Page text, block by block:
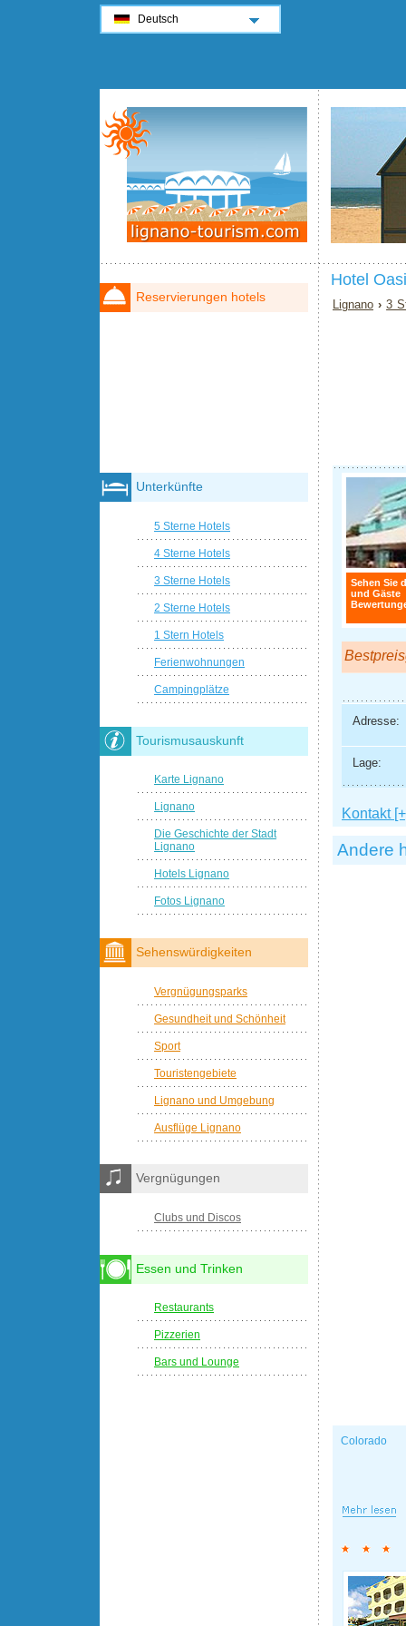
Hotel
Lignano ›3
Sehen Sie
und Gäste
Bewertunge
Adresse:
Lage:
Kontakt
Andere
Colorado
Reservierungen hotels
Unterkünfte
5 Sterne Hotels
4 Sterne Hotels
3 Sterne Hotels
2 Sterne Hotels
1 Stern Hotels
Ferienwohnungen
Campingplätze
Tourismusauskunft
Karte Lignano
Lignano
Die Geschichte der Stadt
Lignano
Hotels Lignano
Fotos Lignano
Sehenswürdigkeiten
Vergnügungsparks
Gesundheit und Schönheit
Sport
Touristengebiete
Lignano und Umgebung
Ausflüge Lignano
Vergnügungen
Clubs und Discos
Essen und Trinken
Restaurants
Pizzerien
Bars und Lounge
Deutsch